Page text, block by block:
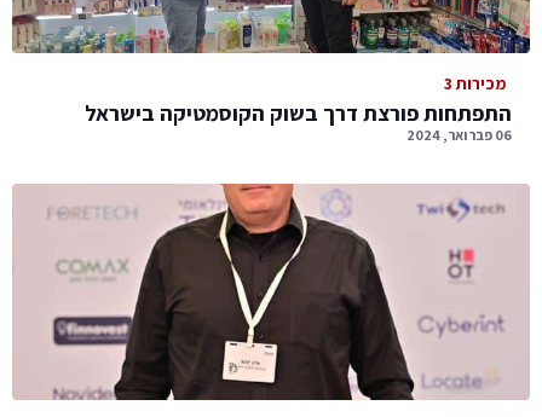
מכירות 3
התפתחות פורצת דרך בשוק הקוסמטיקה בישראל
06 פברואר, 2024